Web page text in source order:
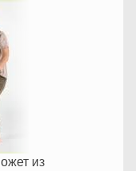
из